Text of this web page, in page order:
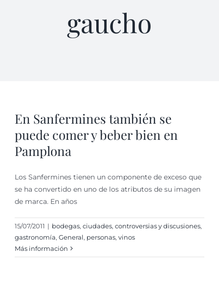
gaucho
En Sanfermines también se
puede comer y beber bien en
Pamplona
Los Sanfermines tienen un componente de exceso que
se ha convertido en uno de los atributos de su imagen
de marca. En años
15/07/2011 | bodegas, ciudades, controversias y discusiones,
gastronomí­a, General, personas, vinos
Más información